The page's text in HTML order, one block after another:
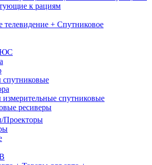
к рациям
Спутниковое
спутниковые
ресиверы
Проекторы